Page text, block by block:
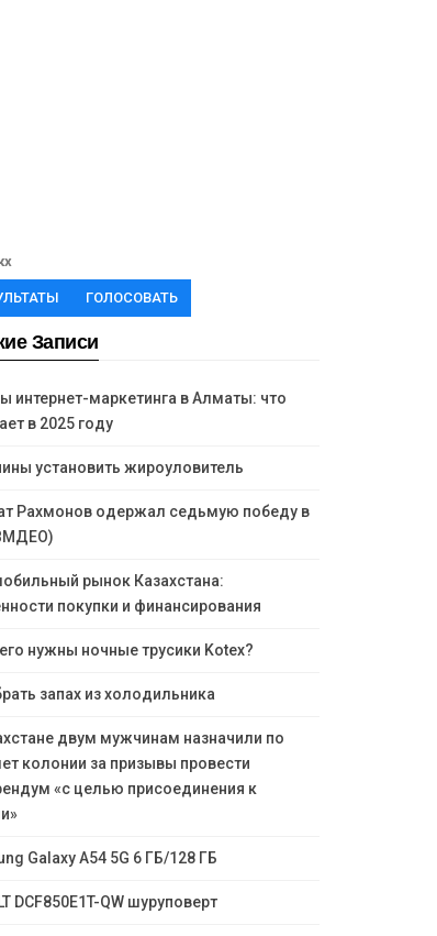
ГОЛОСОВАТЬ
Записи
интернет-маркетинга в Алматы: что
в 2025 году
установить жироуловитель
Рахмонов одержал седьмую победу в
рынок Казахстана:
покупки и финансирования
нужны ночные трусики Kotex?
запах из холодильника
двум мужчинам назначили по
колонии за призывы провести
«с целью присоединения к
Galaxy A54 5G 6 ГБ/128 ГБ
DCF850E1T-QW шуруповерт